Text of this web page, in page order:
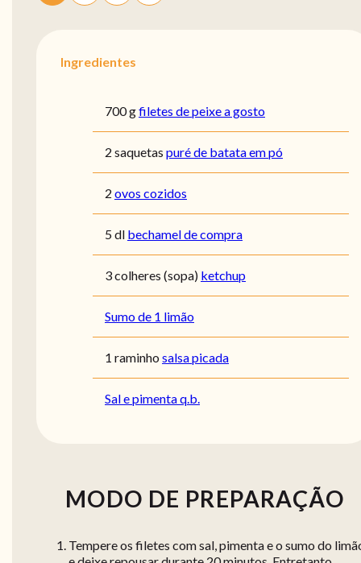
Ingredientes
700 gfiletes de peixe a gosto
2 saquetas puré de batata em pó
2 ovos cozidos
5 dl bechamel de compra
3 colheres (sopa) ketchup
Sumo de 1 limão
1 raminho salsa picada
Sal e pimenta q.b.
MODO DE PREPARAÇÃO
Tempere os filetes com sal, pimenta e o sumo do